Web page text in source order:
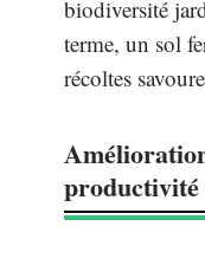
biodiversité
terme, un sol
récoltes
productivité